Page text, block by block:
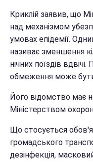
Криклій заявив, що
над механізмом
умовах епідемії.
називає зменшення
нічних поїздів
обмеження може
Його відомство має
Міністерством
Що стосується
громадського
дезінфекція,